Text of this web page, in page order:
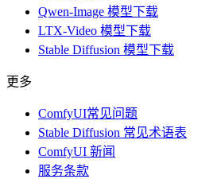
Qwen-Image 模型下载
LTX-Video 模型下载
Stable Diffusion 模型下载
更多
ComfyUI常见问题
Stable Diffusion 常见术语表
ComfyUI 新闻
服务条款